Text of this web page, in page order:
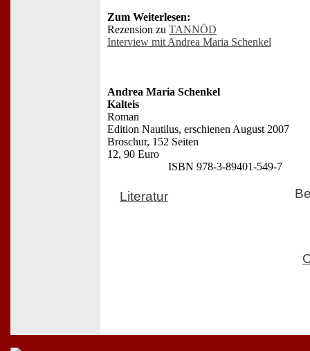
Zum Weiterlesen:
Rezension zu TANNÖD
Interview mit Andrea Maria Schenkel
Andrea Maria Schenkel
Kalteis
Roman
Edition Nautilus, erschienen August 2007
Broschur, 152 Seiten
12, 90 Euro
ISBN 978-3-89401-549-7
Literatur